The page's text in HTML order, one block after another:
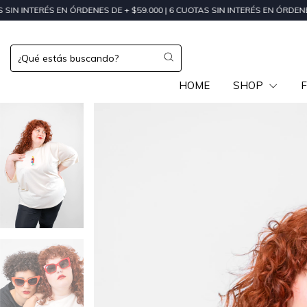
DE + $59.000 | 6 CUOTAS SIN INTERÉS EN ÓRDENES DE + $200.000
HOME SHOP